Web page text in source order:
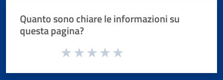
Quanto sono chiare le informazioni su
questa pagina?
Valuta da 1 a 5 stelle la pagina